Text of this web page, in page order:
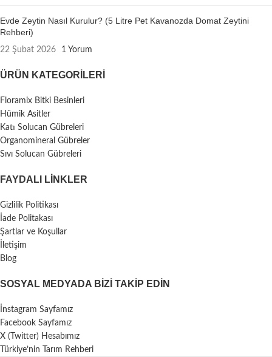
Evde Zeytin Nasıl Kurulur? (5 Litre Pet Kavanozda Domat Zeytini
Rehberi)
22 Şubat 2026 1 Yorum
ÜRÜN KATEGORILERI
Floramix Bitki Besinleri
Hümik Asitler
Katı Solucan Gübreleri
Organomineral Gübreler
Sıvı Solucan Gübreleri
FAYDALI LİNKLER
Gizlilik Politikası
İade Politakası
Şartlar ve Koşullar
İletişim
Blog
SOSYAL MEDYADA BIZI TAKIP EDIN
İnstagram Sayfamız
Facebook Sayfamız
X (Twitter) Hesabımız
Türkiye’nin Tarım Rehberi